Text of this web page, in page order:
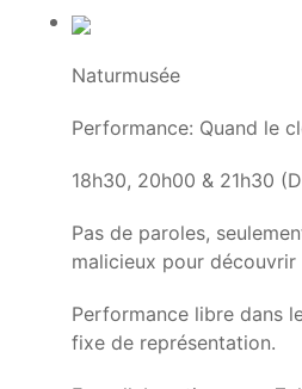
Naturmusée
Performance: Quand le
18h30, 20h00 & 21h30
Pas de paroles,
malicieux pour découvrir
Performance libre dans
fixe de représentation.